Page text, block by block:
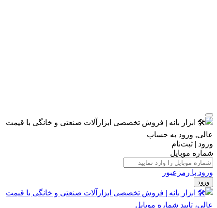
ورود | ثبت‌نام
شماره موبایل
ورود با رمزعبور
ورود